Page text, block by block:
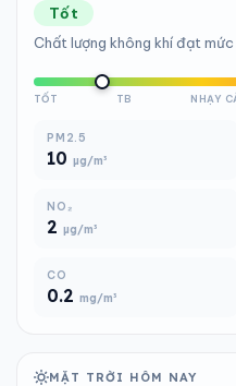
Tốt
Chất lượng không khí đạt mức
TỐT TB NHẠY
PM2.5
10 µg/m³
NO₂
2 µg/m³
CO
0.2 mg/m³
MẶT TRỜI HÔM NAY